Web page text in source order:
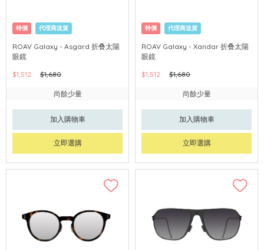
特價 代理商送貨
ROAV Galaxy - Asgard 折叠太陽
眼鏡
$1,512
$1,680
尚餘少量
加入購物車
立即選購
特價 代理商送貨
ROAV Galaxy - Xandar 折叠太陽
眼鏡
$1,512
$1,680
尚餘少量
加入購物車
立即選購